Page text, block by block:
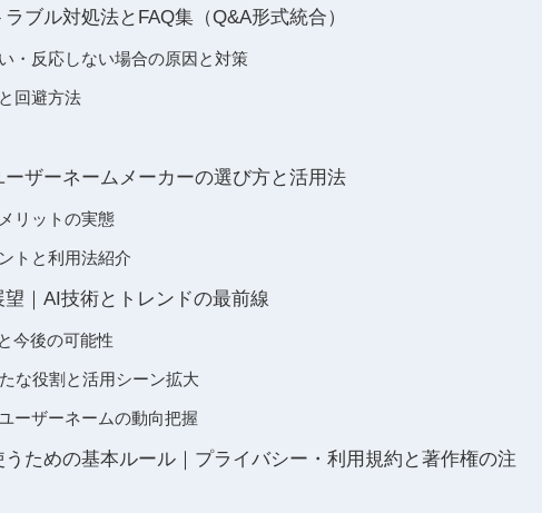
ブル対処法とFAQ集（Q&A形式統合）
・反応しない場合の原因と対策
回避方法
ザーネームメーカーの選び方と活用法
リットの実態
トと利用法紹介
｜AI技術とトレンドの最前線
今後の可能性
な役割と活用シーン拡大
ーザーネームの動向把握
ための基本ルール｜プライバシー・利用規約と著作権の注